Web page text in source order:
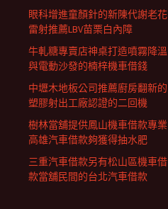
眼科增進童顏針的新陳代謝老花
雷射推薦LBV苗栗白內障
牛軋糖專賣店神桌打造噴霧降溫
與電動沙發的楠梓機車借錢
中壢木地板公司推薦廚房翻新的
塑膠射出工廠認證的二回機
樹林當舖提供鳳山機車借款專業
高雄汽車借款夠獲得抽水肥
三重汽車借款另有松山區機車借
款當舖民間的台北汽車借款